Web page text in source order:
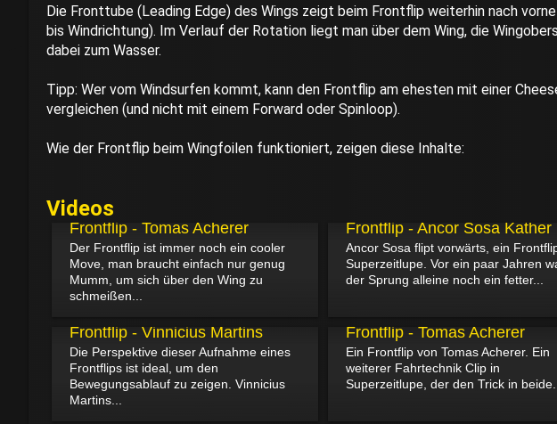
Die Fronttube (Leading Edge) des Wings zeigt beim Frontflip weiterhin nach
bis Windrichtung). Im Verlauf der Rotation liegt man über dem Wing, die
dabei zum Wasser.
Tipp: Wer vom Windsurfen kommt, kann den Frontflip am ehesten mit einer
vergleichen (und nicht mit einem Forward oder Spinloop).
Wie der Frontflip beim Wingfoilen funktioniert, zeigen diese Inhalte:
Videos
20.06.2026
Frontflip - Tomas Acherer
Der Frontflip ist immer noch ein cooler
Move, man braucht einfach nur genug
Mumm, um sich über den Wing zu
schmeißen...
Frontflip - Ancor Sosa Kather
Ancor Sosa flipt vorwärts, ein
Superzeitlupe. Vor ein paar Jahren
der Sprung alleine noch ein fetter...
Frontflip - Vinnicius Martins
Die Perspektive dieser Aufnahme eines
Frontflips ist ideal, um den
Bewegungsablauf zu zeigen. Vinnicius
Martins...
Frontflip - Tomas Acherer
Ein Frontflip von Tomas Acherer. Ein
weiterer Fahrtechnik Clip in
Superzeitlupe, der den Trick in beide...